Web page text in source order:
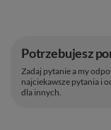
Potrzebujesz
Zadaj pytanie a my
najciekawsze pytania i
dla innych.